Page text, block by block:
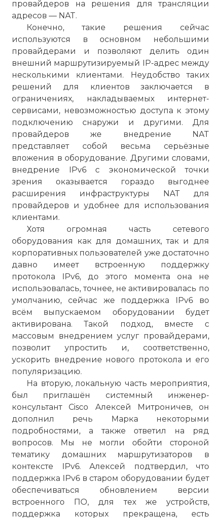
провайдеров на решения для трансляции
адресов — NAT.
Конечно, такие решения сейчас
используются в основном небольшими
провайдерами и позволяют делить один
внешний маршрутизируемый IP-адрес между
несколькими клиентами. Неудобство таких
решений для клиентов заключается в
ограничениях, накладываемых интернет-
сервисами, невозможностью доступа к этому
подключению снаружи и другими. Для
провайдеров же внедрение NAT
представляет собой весьма серьёзные
вложения в оборудование. Другими словами,
внедрение IPv6 с экономической точки
зрения оказывается гораздо выгоднее
расширения инфраструктуры NAT для
провайдеров и удобнее для использования
клиентами.
Хотя огромная часть сетевого
оборудования как для домашних, так и для
корпоративных пользователей уже достаточно
давно имеет встроенную поддержку
протокола IPv6, до этого момента она не
использовалась, точнее, не активировалась по
умолчанию, сейчас же поддержка IPv6 во
всём выпускаемом оборудовании будет
активирована. Такой подход, вместе с
массовым внедрением услуг провайдерами,
позволит упростить и, соответственно,
ускорить внедрение нового протокола и его
популяризацию.
На вторую, локальную часть мероприятия,
был приглашён системный инженер-
консультант Cisco Алексей Митроничев, он
дополнил речь Марка некоторыми
подробностями, а также ответил на ряд
вопросов. Мы не могли обойти стороной
тематику домашних маршрутизаторов в
контексте IPv6. Алексей подтвердил, что
поддержка IPv6 в старом оборудовании будет
обеспечиваться обновлением версии
встроенного ПО, для тех же устройств,
поддержка которых прекращена, есть